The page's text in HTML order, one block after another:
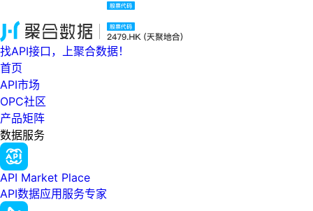
找API接口，上聚合数据！
首页
API市场
OPC社区
产品矩阵
数据服务
API Market Place
API数据应用服务专家